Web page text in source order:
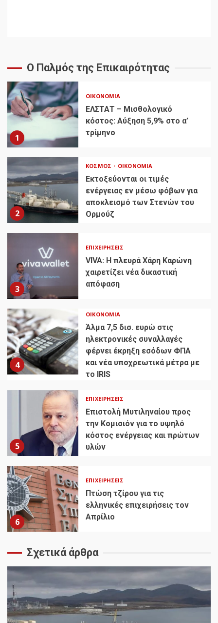
Ο Παλμός της Επικαιρότητας
1
ΟΙΚΟΝΟΜΊΑ
ΕΛΣΤΑΤ – Μισθολογικό
κόστος: Αύξηση 5,9% στο α’
τρίμηνο
2
ΚΌΣΜΟΣ ΟΙΚΟΝΟΜΊΑ
Εκτοξεύονται οι τιμές
ενέργειας εν μέσω φόβων για
αποκλεισμό των Στενών του
Ορμούζ
3
ΕΠΙΧΕΙΡΉΣΕΙΣ
VIVA: Η πλευρά Χάρη Καρώνη
χαιρετίζει νέα δικαστική
απόφαση
4
ΟΙΚΟΝΟΜΊΑ
Άλμα 7,5 δισ. ευρώ στις
ηλεκτρονικές συναλλαγές
φέρνει έκρηξη εσόδων ΦΠΑ
και νέα υποχρεωτικά μέτρα με
το IRIS
5
ΕΠΙΧΕΙΡΉΣΕΙΣ
Επιστολή Μυτιληναίου προς
την Κομισιόν για το υψηλό
κόστος ενέργειας και πρώτων
υλών
6
ΕΠΙΧΕΙΡΉΣΕΙΣ
Πτώση τζίρου για τις
ελληνικές επιχειρήσεις τον
Απρίλιο
Σχετικά άρθρα